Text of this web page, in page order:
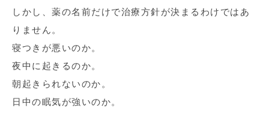
しかし、薬の名前だけで治療方針が決まるわけではあ
りません。
寝つきが悪いのか。
夜中に起きるのか。
朝起きられないのか。
日中の眠気が強いのか。